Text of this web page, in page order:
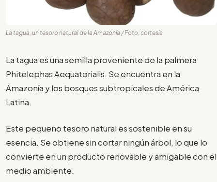
La tagua, un tesoro natural de la Amazonía / Foto: cortesía
La tagua es una semilla proveniente de la palmera
Phitelephas Aequatorialis. Se encuentra en la
Amazonía y los bosques subtropicales de América
Latina.
Este pequeño tesoro natural es sostenible en su
esencia. Se obtiene sin cortar ningún árbol, lo que lo
convierte en un producto renovable y amigable con el
medio ambiente.